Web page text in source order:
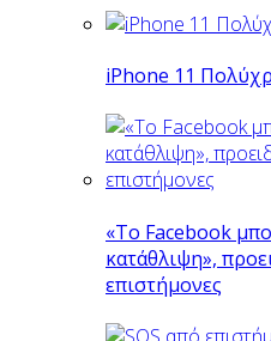
iPhone 11
«Το Facebook
κατάθλιψη»,
επιστήμονες